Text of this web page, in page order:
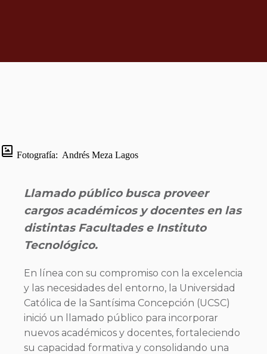
Fotografía: Andrés Meza Lagos
Llamado público busca proveer
cargos académicos y docentes en las
distintas Facultades e Instituto
Tecnológico.
En línea con su compromiso con la excelencia
y las necesidades del entorno, la Universidad
Católica de la Santísima Concepción (UCSC)
inició un llamado público para incorporar
nuevos académicos y docentes, fortaleciendo
su capacidad formativa y consolidando una